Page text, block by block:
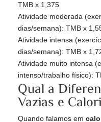
TMB x 1,375
Atividade moderada
dias/semana): TMB x
Atividade intensa
dias/semana): TMB x
Atividade muito intensa
intenso/trabalho físico):
Qual a
Vazias e
Quando falamos em